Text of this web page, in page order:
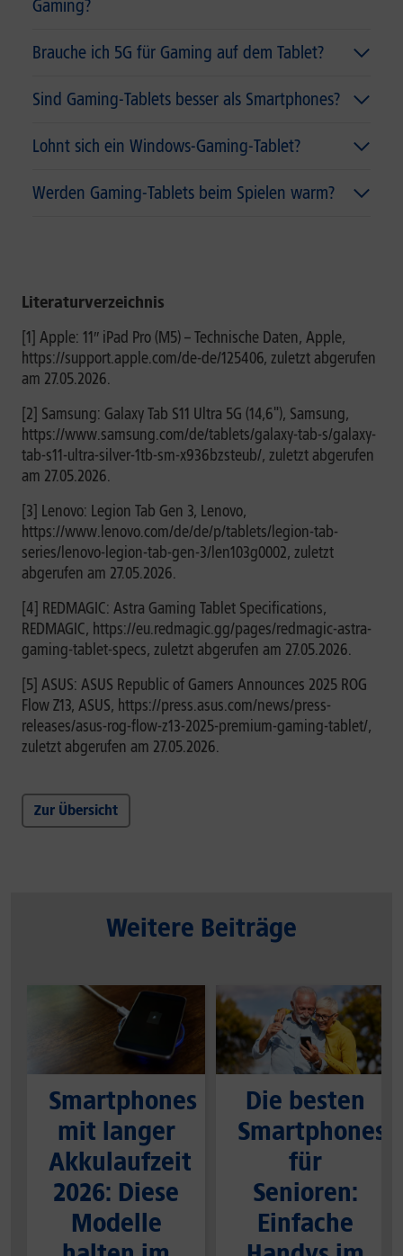
Gaming?
Brauche ich 5G für Gaming auf dem Tablet?
Sind Gaming-Tablets besser als Smartphones?
Lohnt sich ein Windows-Gaming-Tablet?
Werden Gaming-Tablets beim Spielen warm?
Literaturverzeichnis
[1] Apple: 11″ iPad Pro (M5) – Technische Daten, Apple,
https://support.apple.com/de-de/125406, zuletzt abgerufen
am 27.05.2026.
[2] Samsung: Galaxy Tab S11 Ultra 5G (14,6"), Samsung,
https://www.samsung.com/de/tablets/galaxy-tab-s/galaxy-
tab-s11-ultra-silver-1tb-sm-x936bzsteub/, zuletzt abgerufen
am 27.05.2026.
[3] Lenovo: Legion Tab Gen 3, Lenovo,
https://www.lenovo.com/de/de/p/tablets/legion-tab-
series/lenovo-legion-tab-gen-3/len103g0002, zuletzt
abgerufen am 27.05.2026.
[4] REDMAGIC: Astra Gaming Tablet Specifications,
REDMAGIC, https://eu.redmagic.gg/pages/redmagic-astra-
gaming-tablet-specs, zuletzt abgerufen am 27.05.2026.
[5] ASUS: ASUS Republic of Gamers Announces 2025 ROG
Flow Z13, ASUS, https://press.asus.com/news/press-
releases/asus-rog-flow-z13-2025-premium-gaming-tablet/,
zuletzt abgerufen am 27.05.2026.
Zur Übersicht
Weitere Beiträge
Smartphones
mit langer
Akkulaufzeit
2026: Diese
Modelle
Die besten
Smartphones
für
Senioren:
Einfache